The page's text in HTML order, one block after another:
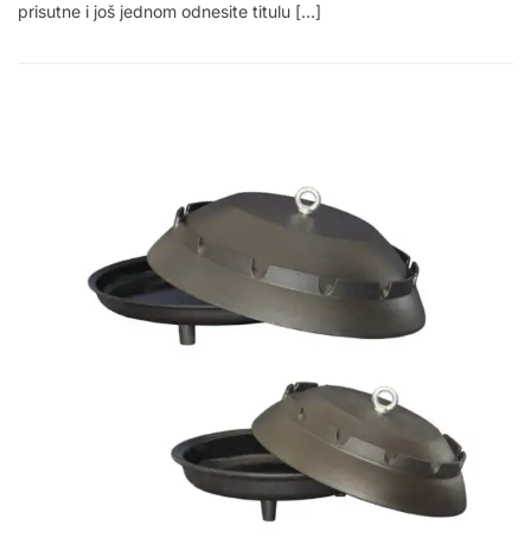
prisutne i još jednom odnesite titulu […]